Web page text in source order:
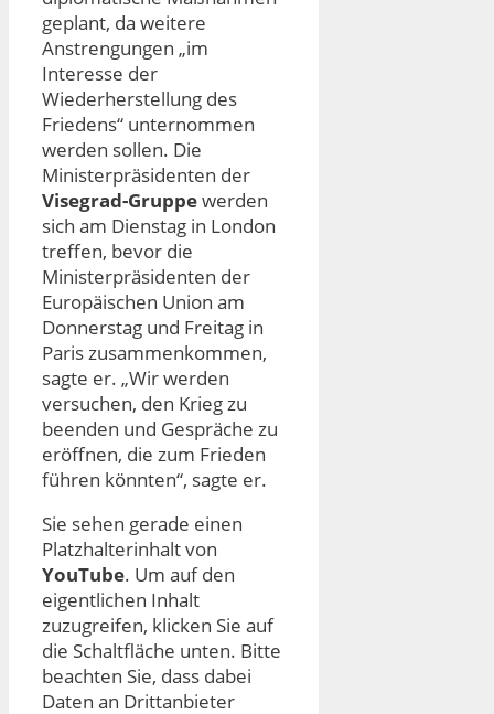
geplant, da weitere
Anstrengungen „im
Interesse der
Wiederherstellung des
Friedens“ unternommen
werden sollen. Die
Ministerpräsidenten der
Visegrad-Gruppewerden
sich am Dienstag in London
treffen, bevor die
Ministerpräsidenten der
Europäischen Union am
Donnerstag und Freitag in
Paris zusammenkommen,
sagte er. „Wir werden
versuchen, den Krieg zu
beenden und Gespräche zu
eröffnen, die zum Frieden
führen könnten“, sagte er.
Sie sehen gerade einen
Platzhalterinhalt von
YouTube. Um auf den
eigentlichen Inhalt
zuzugreifen, klicken Sie auf
die Schaltfläche unten. Bitte
beachten Sie, dass dabei
Daten an Drittanbieter